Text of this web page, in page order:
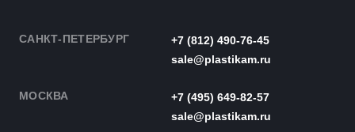
САНКТ-ПЕТЕРБУРГ
+7 (812) 490-76-45
sale@plastikam.ru
МОСКВА
+7 (495) 649-82-57
sale@plastikam.ru